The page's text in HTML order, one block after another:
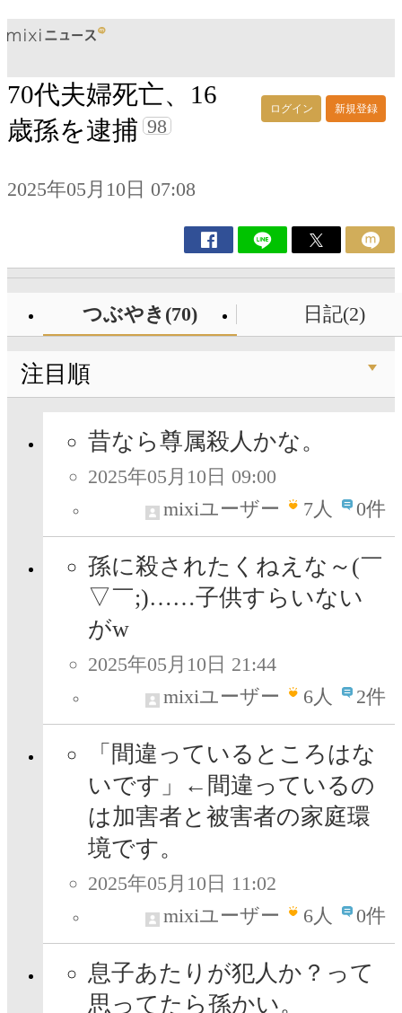
ログイン 新規登録
70代夫婦死亡、16
歳孫を逮捕 98
2025年05月10日 07:08
つぶやき(70) 日記(2)
注目順
昔なら尊属殺人かな。
2025年05月10日 09:00
mixiユーザー
7人 0件
孫に殺されたくねえな～(￣
▽￣;)……子供すらいない
がw
2025年05月10日 21:44
mixiユーザー
6人 2件
「間違っているところはな
いです」←間違っているの
は加害者と被害者の家庭環
境です。
2025年05月10日 11:02
mixiユーザー
6人 0件
息子あたりが犯人か？って
思ってたら孫かい。